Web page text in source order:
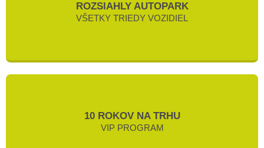
ROZSIAHLY AUTOPARK
VŠETKY TRIEDY VOZIDIEL
10 ROKOV NA TRHU
VIP PROGRAM